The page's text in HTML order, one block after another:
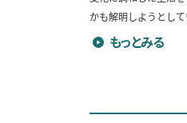
かも解明しようとし
富岡憲治のプ
もっとみる